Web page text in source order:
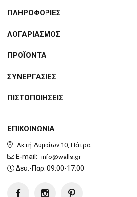
ΕΠΙΚΟΙΝΩΝΙΑ
Ακτή Δυμαίων 10, Πάτρα
E-mail: info@walls.gr
Δευ.-Παρ. 09:00-17:00
ΠΛΗΡΟΦΟΡΙΕΣ
ΛΟΓΑΡΙΑΣΜΟΣ
ΠΡΟΪΟΝΤΑ
ΣΥΝΕΡΓΑΣΙΕΣ
ΠΙΣΤΟΠΟΙΗΣΕΙΣ